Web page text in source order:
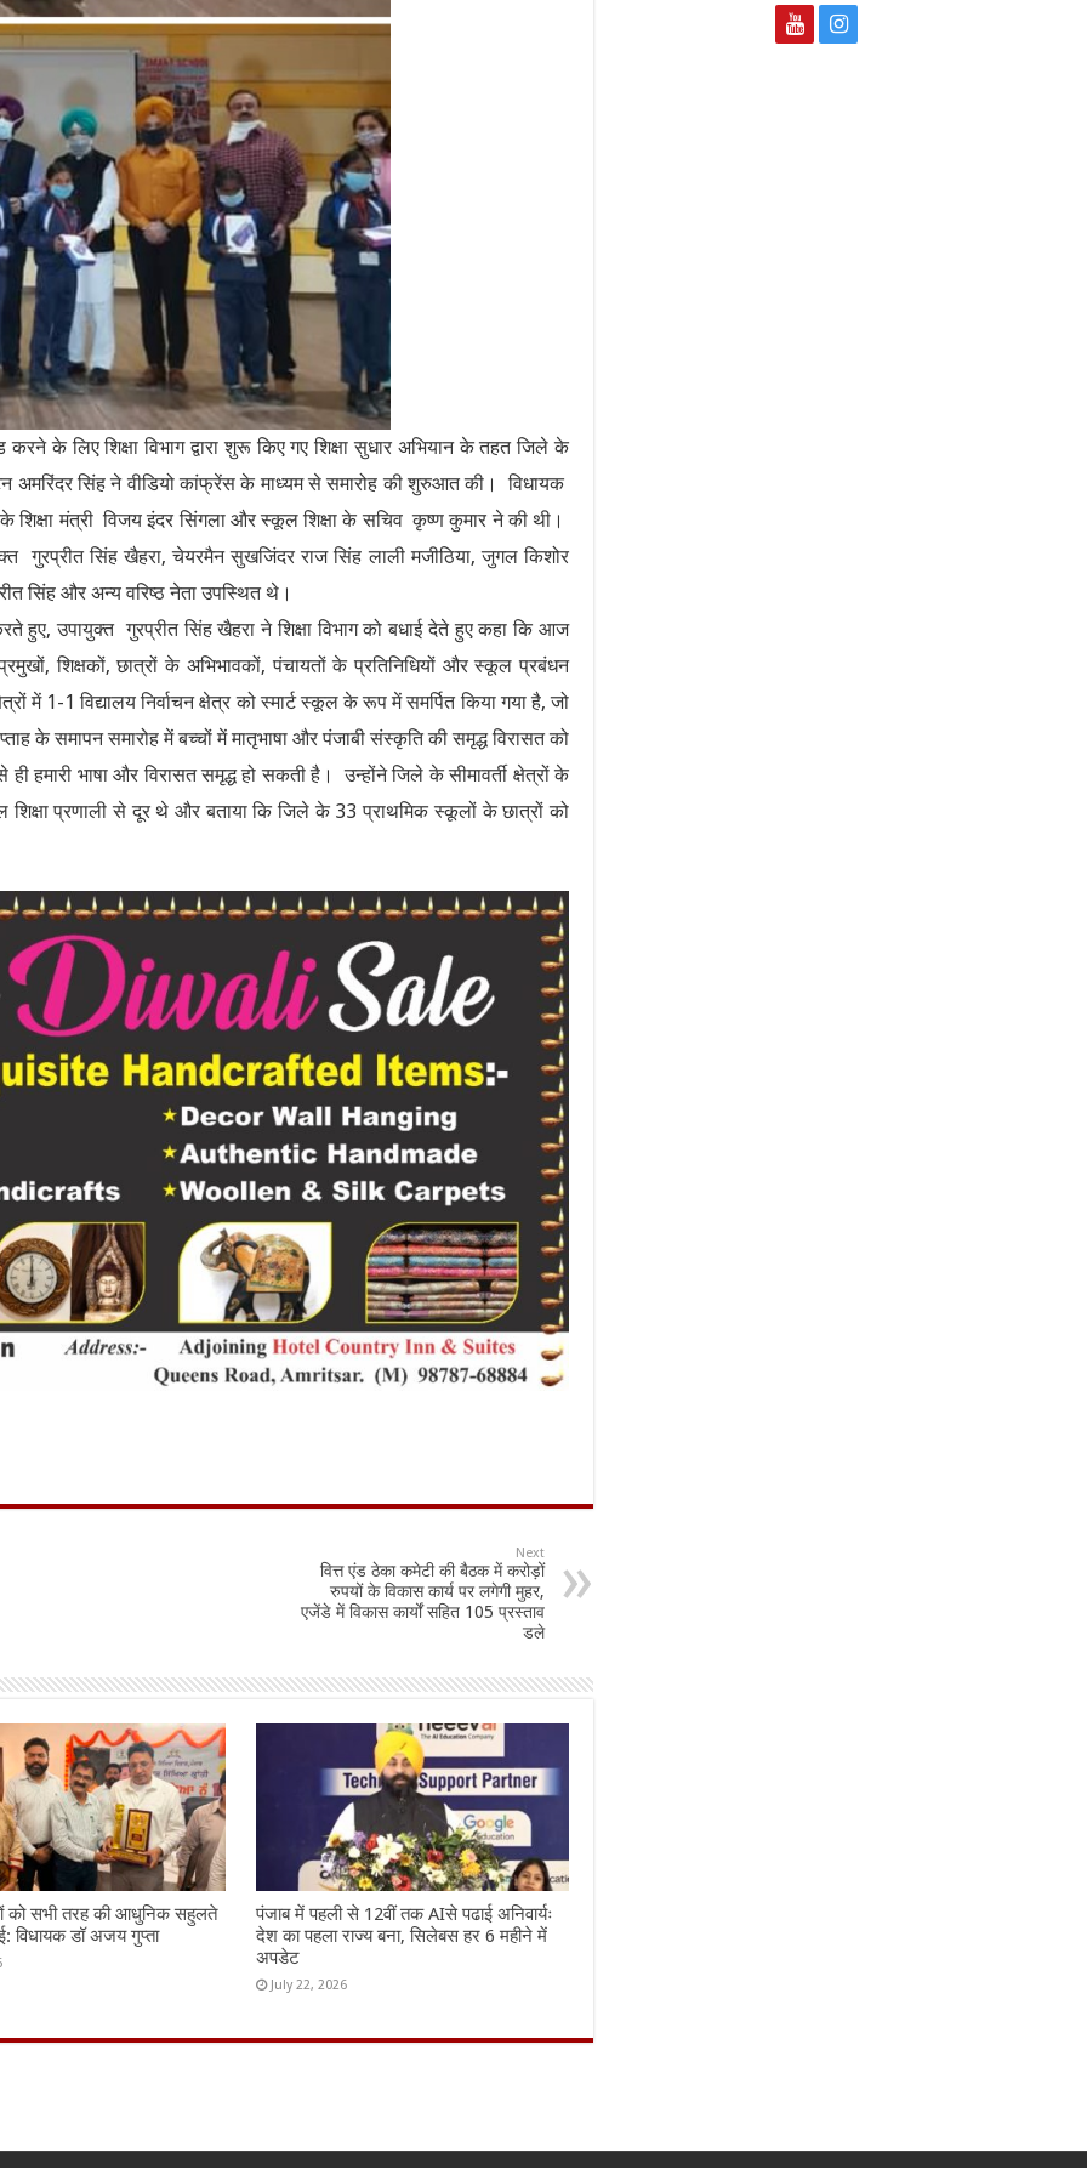
के लिए शिक्षा विभाग द्वारा शुरू किए गए शिक्षा सुधार अभियान के तहत जिले के
सिंह ने वीडियो कांफ्रेंस के माध्यम से समारोह की शुरुआत की। विधायक
शिक्षा मंत्री विजय इंदर सिंगला और स्कूल शिक्षा के सचिव कृष्ण कुमार ने की थी।
गुरप्रीत सिंह खैहरा, चेयरमैन सुखजिंदर राज सिंह लाली मजीठिया, जुगल किशोर
सिंह और अन्य वरिष्ठ नेता उपस्थित थे।
हुए, उपायुक्त गुरप्रीत सिंह खैहरा ने शिक्षा विभाग को बधाई देते हुए कहा कि आज
शिक्षकों, छात्रों के अभिभावकों, पंचायतों के प्रतिनिधियों और स्कूल प्रबंधन
में 1-1 विद्यालय निर्वाचन क्षेत्र को स्मार्ट स्कूल के रूप में समर्पित किया गया है, जो
के समापन समारोह में बच्चों में मातृभाषा और पंजाबी संस्कृति की समृद्ध विरासत को
भाषा और विरासत समृद्ध हो सकती है। उन्होंने जिले के सीमावर्ती क्षेत्रों के
प्रणाली से दूर थे और बताया कि जिले के 33 प्राथमिक स्कूलों के छात्रों को
Next
वित्त एंड ठेका कमेटी की बैठक में करोड़ों
रुपयों के विकास कार्य पर लगेगी मुहर,
एजेंडे में विकास कार्यों सहित 105 प्रस्ताव
डले
को सभी तरह की आधुनिक सहुलते
विधायक डॉ अजय गुप्ता
पंजाब में पहली से 12वीं तक AIसे पढाई अनिवार्यः
देश का पहला राज्य बना, सिलेबस हर 6 महीने में
अपडेट
July 22, 2026